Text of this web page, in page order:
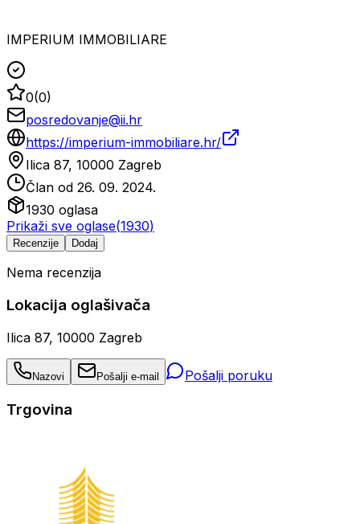
IMPERIUM IMMOBILIARE
0(0)
posredovanje@ii.hr
https://imperium-immobiliare.hr/
Ilica 87, 10000 Zagreb
Član od 26. 09. 2024.
1930 oglasa
Prikaži sve oglase(1930)
Recenzije Dodaj
Nema recenzija
Lokacija oglašivača
Ilica 87, 10000 Zagreb
Nazovi Pošalji e-mail Pošalji poruku
Trgovina